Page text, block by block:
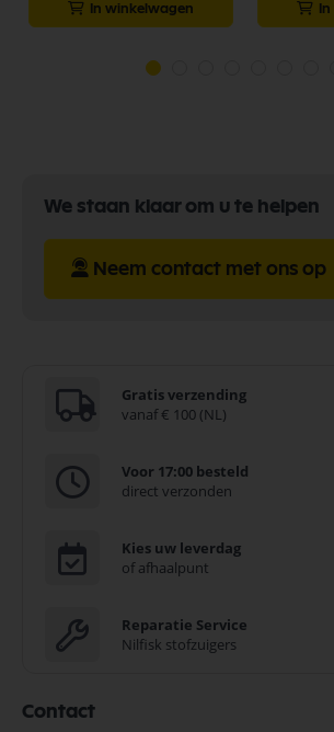
In winkelwagen
We staan klaar om u te helpen
Neem contact met ons op
Gratis verzending
vanaf € 100 (NL)
Voor 17:00 besteld
direct verzonden
Kies uw leverdag
of afhaalpunt
Reparatie Service
Nilfisk stofzuigers
Contact